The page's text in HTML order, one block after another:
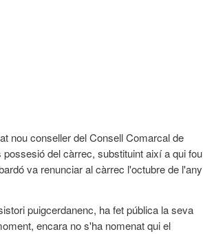
nou conseller del Consell Comarcal de
del càrrec, substituint així a qui fou
va renunciar al càrrec l'octubre de l'any
puigcerdanenc, ha fet pública la seva
encara no s'ha nomenat qui el